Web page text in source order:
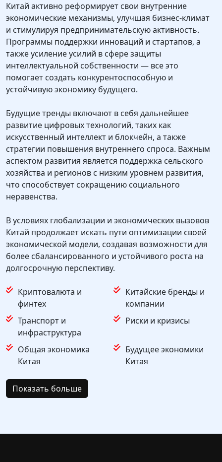
Китай активно реформирует свои внутренние
экономические механизмы, улучшая бизнес-климат
и стимулируя предпринимательскую активность.
Программы поддержки инноваций и стартапов, а
также усиление усилий в сфере защиты
интеллектуальной собственности — все это
помогает создать конкурентоспособную и
устойчивую экономику будущего.
Будущие тренды включают в себя дальнейшее
развитие цифровых технологий, таких как
искусственный интеллект и блокчейн, а также
стратегии повышения внутреннего спроса. Важным
аспектом развития является поддержка сельского
хозяйства и регионов с низким уровнем развития,
что способствует сокращению социального
неравенства.
В условиях глобализации и экономических вызовов
Китай продолжает искать пути оптимизации своей
экономической модели, создавая возможности для
более сбалансированного и устойчивого роста на
долгосрочную перспективу.
Криптовалюта и
финтех
Китайские бренды и
компании
Транспорт и
инфраструктура
Риски и кризисы
Общая экономика
Китая
Будущее экономики
Китая
Показать больше